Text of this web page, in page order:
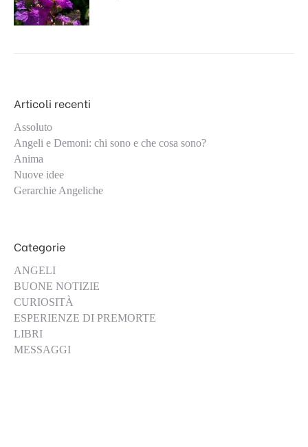
Articoli recenti
Assoluto
Angeli e Demoni: chi sono e che cosa sono?
Anima
Nuove idee
Gerarchie Angeliche
Categorie
ANGELI
BUONE NOTIZIE
CURIOSITÀ
ESPERIENZE DI PREMORTE
LIBRI
MESSAGGI